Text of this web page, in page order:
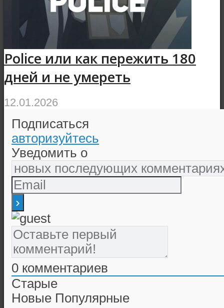
Police или как пережить 180
дней и не умереть
12.01.2026
Подписаться
авторизуйтесь
Уведомить о
0 комментариев
Старые
Новые Популярные